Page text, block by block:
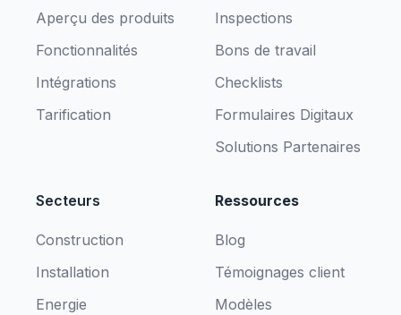
Aperçu des produits
Fonctionnalités
Intégrations
Tarification
Inspections
Bons de travail
Checklists
Formulaires Digitaux
Solutions Partenaires
Secteurs
Construction
Installation
Energie
Ressources
Blog
Témoignages client
Modèles